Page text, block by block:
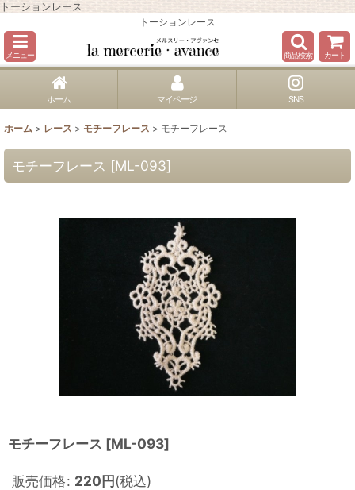
トーションレース
トーションレース
メニュー 商品検索 カート
ホーム マイページ SNS
ホーム > レース > モチーフレース > モチーフレース
モチーフレース [ML-093]
モチーフレース [ML-093]
販売価格: 220円(税込)